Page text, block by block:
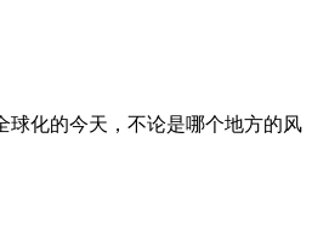
球化的今天，不论是哪个地方的风